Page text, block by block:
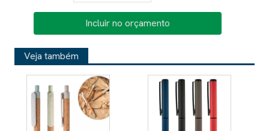
Incluir no orçamento
Veja também